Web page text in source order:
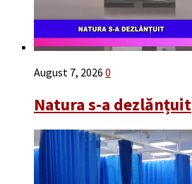
August 7, 2026 0
Natura s-a dezlănțuit